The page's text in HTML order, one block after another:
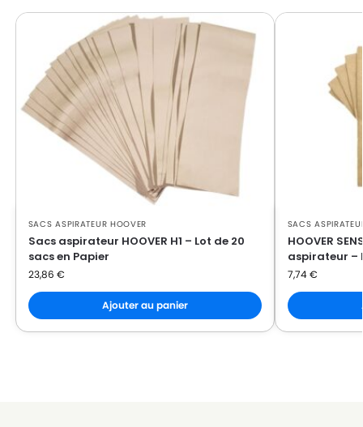
HOOVER
HOOVER 652CJUNIOR
HOOVER
HOOVER 652EJUNIOR
HOOVER
HOOVER 652JUNIOR
HOOVER
HOOVER 652SJUNIOR
HOOVER
HOOVER 653JUNIOR
HOOVER 912JUNIOR
HOOVER 912NMJUNIOR
HOOVER
HOOVER CLASSIC(Série)
HOOVER
HOOVER CLASSIC414G
HOOVER
HOOVER CLASSIC417
SACS ASPIRATEUR HOOVER
Sacs aspirateur HOOVER H1 – Lot de 20
sacs en Papier
23,86 €
Ajouter au panier
SACS
HOOVER
aspirateur –
7,74€